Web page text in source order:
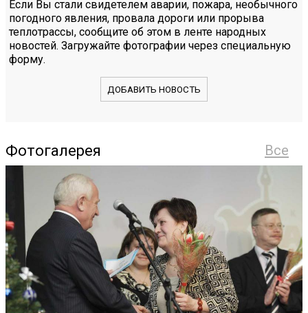
Если Вы стали свидетелем аварии, пожара, необычного
погодного явления, провала дороги или прорыва
теплотрассы, сообщите об этом в ленте народных
новостей. Загружайте фотографии через специальную
форму.
ДОБАВИТЬ НОВОСТЬ
Все
Фотогалерея